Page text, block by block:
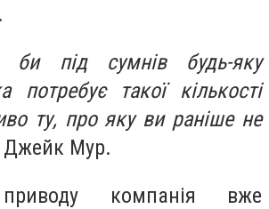
би під сумнів будь-яку
потребує такої кількості
ту, про яку ви раніше не
Джейк Мур.
компанія вже